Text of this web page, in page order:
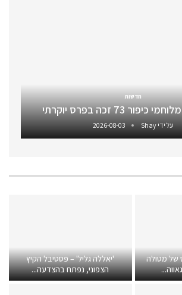
חדשות
73 זכה בפרס יוקרתי
על ידיShay
2026-08-03
של מטולה
'יאללה גליל' – פסטיבל הקיץ
הצפוני, נפתח בהצדעה...